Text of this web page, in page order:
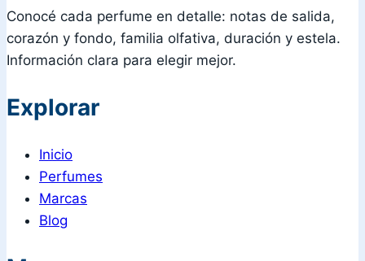
Conocé cada perfume en detalle: notas de salida,
corazón y fondo, familia olfativa, duración y estela.
Información clara para elegir mejor.
Explorar
Inicio
Perfumes
Marcas
Blog